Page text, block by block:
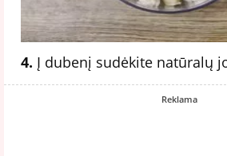
4. Į dubenį sudėkite natūralų
Reklama